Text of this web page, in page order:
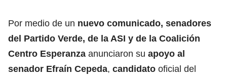
Por medio de un nuevo comunicado, senadores
del Partido Verde, de la ASI y de la Coalición
Centro Esperanza anunciaron su apoyo al
senador Efraín Cepeda, candidato oficial del